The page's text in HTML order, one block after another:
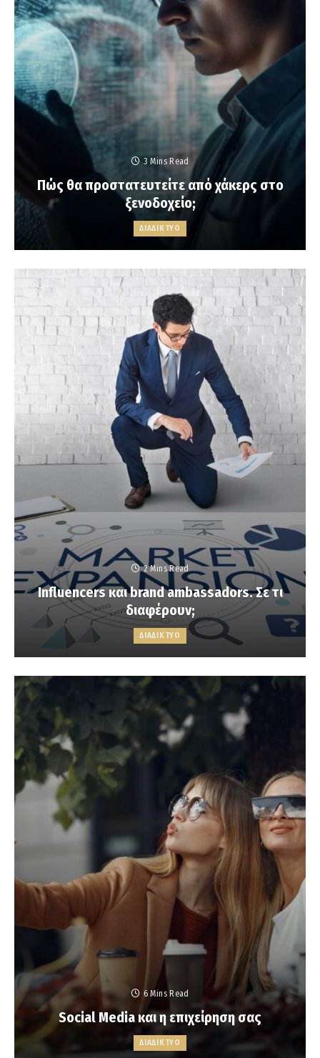
3 Mins Read
Πώς θα προστατευτείτε από χάκερς στο
ξενοδοχείο;
ΔΙΑΔΙΚΤΥΟ
2 Mins Read
Influencers και brand ambassadors. Σε τι
διαφέρουν;
ΔΙΑΔΙΚΤΥΟ
6 Mins Read
Social Media και η επιχείρηση σας
ΔΙΑΔΙΚΤΥΟ